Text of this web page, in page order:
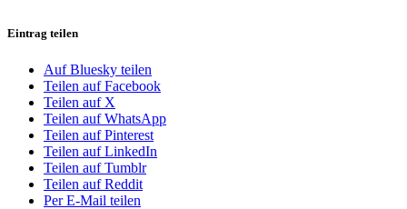
Eintrag teilen
Auf Bluesky teilen
Teilen auf Facebook
Teilen auf X
Teilen auf WhatsApp
Teilen auf Pinterest
Teilen auf LinkedIn
Teilen auf Tumblr
Teilen auf Reddit
Per E-Mail teilen